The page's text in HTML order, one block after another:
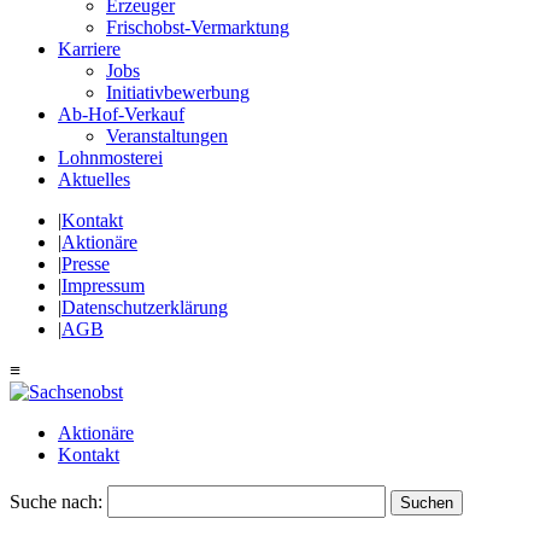
Erzeuger
Frischobst-Vermarktung
Karriere
Jobs
Initiativbewerbung
Ab-Hof-Verkauf
Veranstaltungen
Lohnmosterei
Aktuelles
|Kontakt
|Aktionäre
|Presse
|Impressum
|Datenschutzerklärung
|AGB
≡
Aktionäre
Kontakt
Suche nach: Suchen